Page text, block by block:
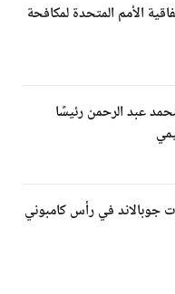
الأمم المتحدة لمكافحة
عبد الرحمن رئيسًا
جوبالاند في رأس كامبوني